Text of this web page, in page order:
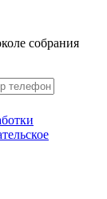
собрания